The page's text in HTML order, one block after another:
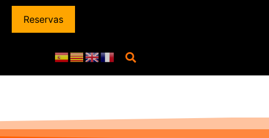
Reservas